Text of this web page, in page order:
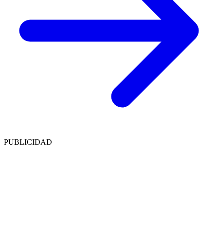
PUBLICIDAD